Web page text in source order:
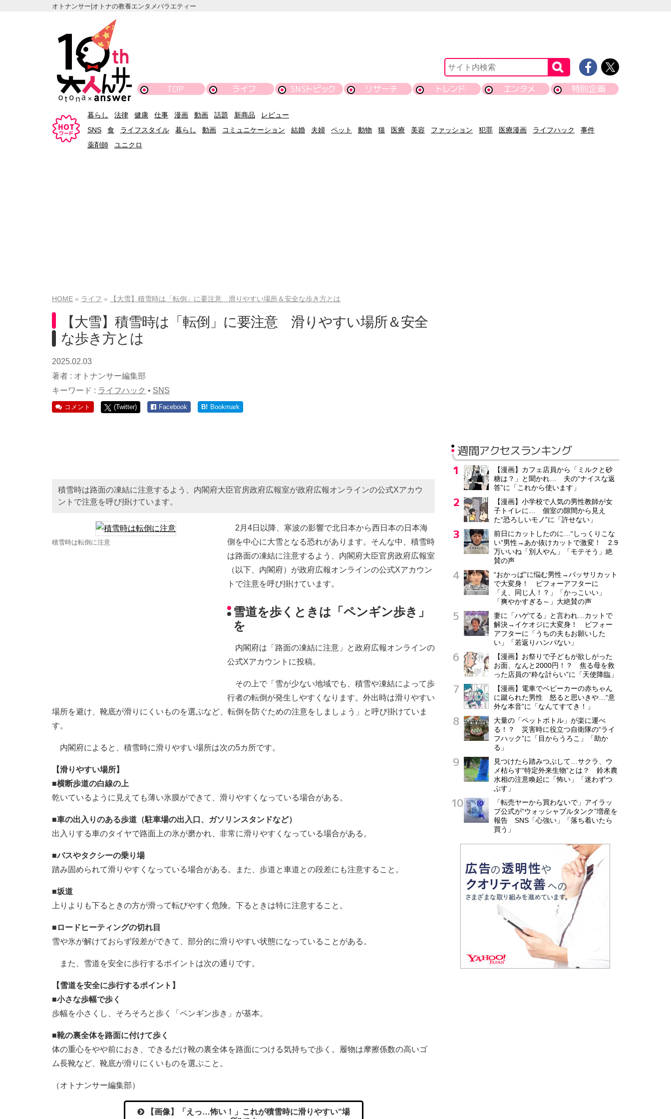
オトナンサー|オトナの教養エンタメバラエティー
TOP ライフ SNSトピック リサーチ トレンド エンタメ 特別企画
暮らし 法律 健康 仕事 漫画 動画 話題 新商品
レビュー
SNS
食 ライフスタイル 暮らし 動画 コミュニケーション 結婚 夫婦 ペット 動物 猫 医療 美容 ファッション 犯罪 医療漫画 ライフハック
事件
薬剤師
ユニクロ
HOME ライフ 【大雪】積雪時は「転倒」に要注意 滑りやすい場所＆安全な歩き方とは
【大雪】積雪時は「転倒」に要注意 滑りやすい場所＆安全
な歩き方とは
2025.02.03
著者 : オトナンサー編集部
キーワード : ライフハック • SNS
コメント (Twitter) Facebook B! Bookmark
積雪時は路面の凍結に注意するよう、内閣府大臣官房政府広報室が政府広報オンラインの公式Xアカウ
ントで注意を呼び掛けています。
積雪時は転倒に注意
2月4日以降、寒波の影響で北日本から西日本の日本海
側を中心に大雪となる恐れがあります。そんな中、積雪時
は路面の凍結に注意するよう、内閣府大臣官房政府広報室
（以下、内閣府）が政府広報オンラインの公式Xアカウン
トで注意を呼び掛けています。
雪道を歩くときは「ペンギン歩き」
を
内閣府は「路面の凍結に注意」と政府広報オンラインの
公式Xアカウントに投稿。
その上で「雪が少ない地域でも、積雪や凍結によって歩
行者の転倒が発生しやすくなります。外出時は滑りやすい
場所を避け、靴底が滑りにくいものを選ぶなど、転倒を防ぐための注意をしましょう」と呼び掛けていま
す。
内閣府によると、積雪時に滑りやすい場所は次の5カ所です。
【滑りやすい場所】
■横断歩道の白線の上
乾いているように見えても薄い氷膜ができて、滑りやすくなっている場合がある。
■車の出入りのある歩道（駐車場の出入口、ガソリンスタンドなど）
出入りする車のタイヤで路面上の氷が磨かれ、非常に滑りやすくなっている場合がある。
■バスやタクシーの乗り場
踏み固められて滑りやすくなっている場合がある。また、歩道と車道との段差にも注意すること。
■坂道
上りよりも下るときの方が滑って転びやすく危険。下るときは特に注意すること。
■ロードヒーティングの切れ目
雪や氷が解けておらず段差ができて、部分的に滑りやすい状態になっていることがある。
また、雪道を安全に歩行するポイントは次の通りです。
【雪道を安全に歩行するポイント】
■小さな歩幅で歩く
歩幅を小さくし、そろそろと歩く「ペンギン歩き」が基本。
■靴の裏全体を路面に付けて歩く
体の重心をやや前におき、できるだけ靴の裏全体を路面につける気持ちで歩く。履物は摩擦係数の高いゴ
ム長靴など、靴底が滑りにくいものを選ぶこと。
（オトナンサー編集部）
【画像】「えっ…怖い！」これが積雪時に滑りやすい“場
週間アクセスランキング
【漫画】カフェ店員から「ミルクと砂
糖は？」と聞かれ… 夫の“ナイスな返
答”に「これから使います」
【漫画】小学校で人気の男性教師が女
子トイレに… 個室の隙間から見え
た“恐ろしいモノ”に「許せない」
前日にカットしたのに…“しっくりこな
い”男性→あか抜けカットで激変！ 2.9
万いいね「別人やん」「モテそう」絶
賛の声
“おかっぱ”に悩む男性→バッサリカット
で大変身！ ビフォーアフターに
「え、同じ人！？」「かっこいい」
「爽やかすぎる～」大絶賛の声
妻に「ハゲてる」と言われ…カットで
解決→イケオジに大変身！ ビフォー
アフターに「うちの夫もお願いした
い」「若返りハンパない」
【漫画】お祭りで子どもが欲しがった
お面、なんと2000円！？ 焦る母を救
った店員の“粋な計らい”に「天使降臨」
【漫画】電車でベビーカーの赤ちゃん
に蹴られた男性 怒ると思いきや…“意
外な本音”に「なんてすてき！」
大量の「ペットボトル」が楽に運べ
る！？ 災害時に役立つ自衛隊の“ライ
フハック”に「目からうろこ」「助か
る」
見つけたら踏みつぶして…サクラ、ウ
メ枯らす“特定外来生物”とは？ 鈴木農
水相の注意喚起に「怖い」「迷わずつ
ぶす」
「転売ヤーから買わないで」アイラッ
プ公式が“ウォッシャブルタンク”増産を
報告 SNS「心強い」「落ち着いたら
買う」